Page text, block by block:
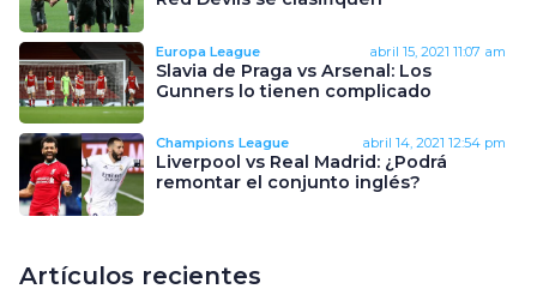
Europa League abril 15, 2021 11:07 am
Slavia de Praga vs Arsenal: Los
Gunners lo tienen complicado
Champions League abril 14, 2021 12:54 pm
Liverpool vs Real Madrid: ¿Podrá
remontar el conjunto inglés?
Artículos recientes